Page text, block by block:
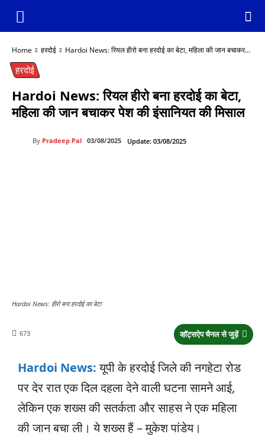
Home हरदोई Hardoi News: रियल हीरो बना हरदोई का बेटा, महिला की जान बचाकर...
हरदोई
Hardoi News: रियल हीरो बना हरदोई का बेटा,
महिला की जान बचाकर पेश की इंसानियत की मिसाल
By Pradeep Pal 03/08/2025 Update: 03/08/2025
Hardoi News: हीरो बना हरदोई का बेटा
व्हॉट्सऐप चैनल से जुड़ें
673
Hardoi News:यूपी के हरदोई जिले की नगहेटा रोड
पर देर रात एक दिल दहला देने वाली घटना सामने आई,
लेकिन एक शख्स की सतर्कता और साहस ने एक महिला
की जान बचा ली। ये शख्स हैं – मुकेश पांडेय।